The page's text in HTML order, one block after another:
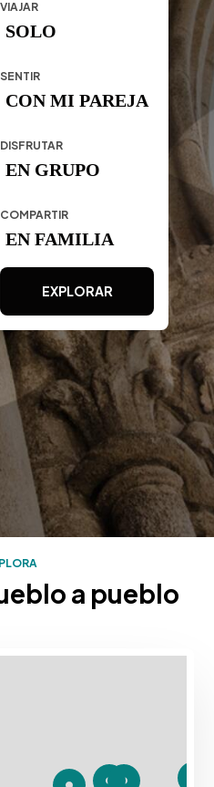
VIAJAR
SOLO
SENTIR
CON MI PAREJA
DISFRUTAR
EN GRUPO
COMPARTIR
EN FAMILIA
EXPLORAR
a pueblo
de Rias Baixas